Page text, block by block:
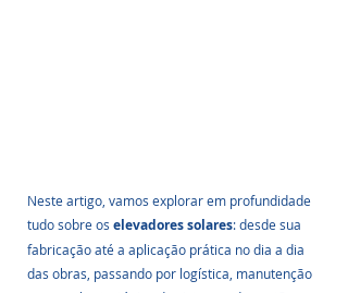
Neste artigo, vamos explorar em profundidade
tudo sobre os elevadores solares: desde sua
fabricação até a aplicação prática no dia a dia
das obras, passando por logística, manutenção